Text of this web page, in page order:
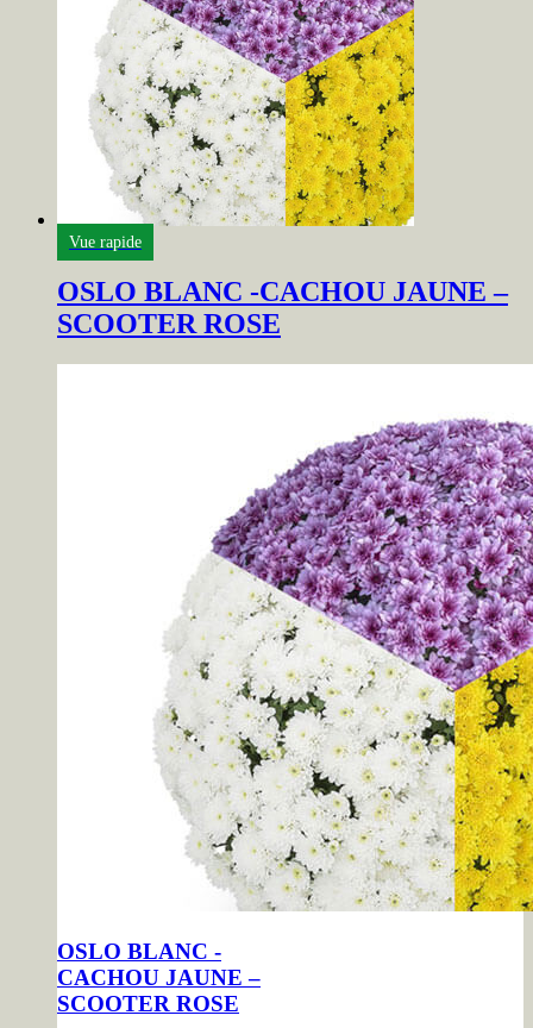
Vue rapide
OSLO BLANC -CACHOU JAUNE –
SCOOTER ROSE
OSLO BLANC -
CACHOU JAUNE –
SCOOTER ROSE